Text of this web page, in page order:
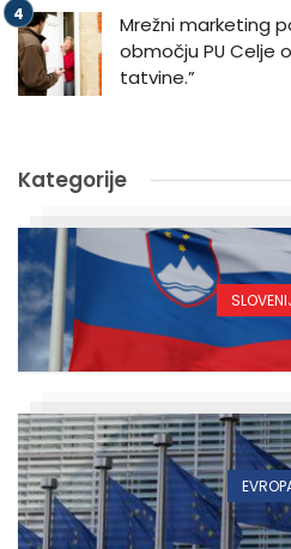
Mrežni marketing
območju PU Celje
tatvine.”
Kategorije